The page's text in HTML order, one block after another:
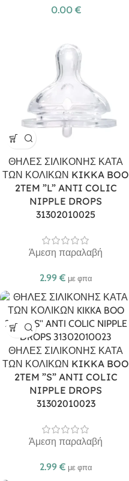
0.00 €
ΘΗΛΕΣ ΣΙΛΙΚΟΝΗΣ ΚΑΤΑ
ΤΩΝ ΚΟΛΙΚΩΝ KIKKA BOO
2TEM ”L” ANTI COLIC
NIPPLE DROPS
31302010025
Άμεση παραλαβή
2.99 € με φπα
ΘΗΛΕΣ ΣΙΛΙΚΟΝΗΣ ΚΑΤΑ
ΤΩΝ ΚΟΛΙΚΩΝ KIKKA BOO
2TEM ”S” ANTI COLIC
NIPPLE DROPS
31302010023
Άμεση παραλαβή
2.99 € με φπα